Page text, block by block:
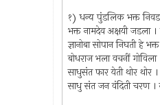
१) धन्य पुंडलिक भक्त
भक्त नामदेव अक्षयी जडला ।
ज्ञानोबा सोपान निघती हे
बोधराज भला वचनीं
साधुसंत फार येती थोर थोर
साधु संत जन वंदिती चरण ।